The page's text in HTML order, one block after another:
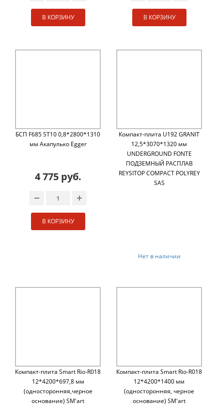
В КОРЗИНУ В КОРЗИНУ
БСП F685 ST10 0,8*2800*1310
мм Акапулько Egger
4 775 руб.
В КОРЗИНУ
Компакт-плита U192 GRANIT
12,5*3070*1320 мм
UNDERGROUND FONTE
ПОДЗЕМНЫЙ РАСПЛАВ
REYSITOP COMPACT POLYREY
SAS
Нет в наличии
Компакт-плита Smart Rio-R018
12*4200*697,8 мм
(односторонняя,черное
основание) SM'art
Компакт-плита Smart Rio-R018
12*4200*1400 мм
(односторонняя, черное
основание) SM'art